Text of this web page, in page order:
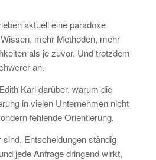
aktuell eine paradoxe
mehr Methoden, mehr
als je zuvor. Und trotzdem
an.
Karl darüber, warum die
in vielen Unternehmen nicht
fehlende Orientierung.
Entscheidungen ständig
jede Anfrage dringend wirkt,